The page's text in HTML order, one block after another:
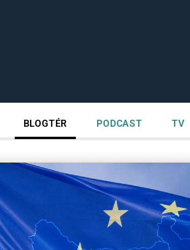
BLOGTÉR PODCAST TV